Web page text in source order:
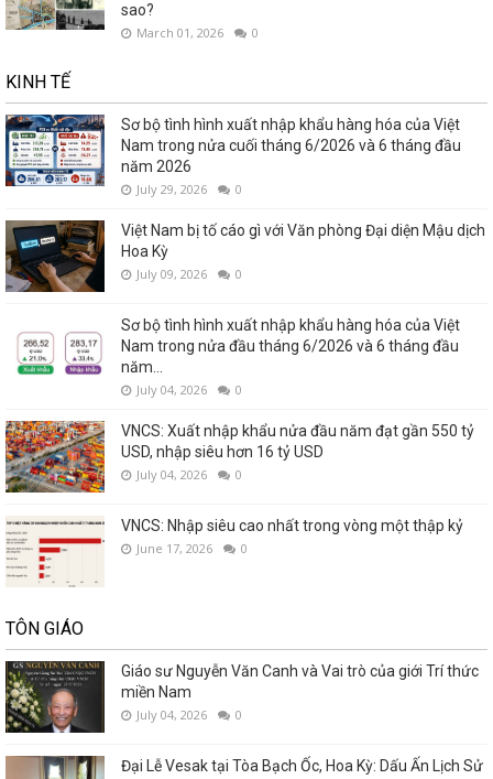
sao?
March 01, 2026 0
KINH TẾ
Sơ bộ tình hình xuất nhập khẩu hàng hóa của Việt
Nam trong nửa cuối tháng 6/2026 và 6 tháng đầu
năm 2026
July 29, 2026 0
Việt Nam bị tố cáo gì với Văn phòng Đại diện Mậu dịch
Hoa Kỳ
July 09, 2026 0
Sơ bộ tình hình xuất nhập khẩu hàng hóa của Việt
Nam trong nửa đầu tháng 6/2026 và 6 tháng đầu
năm...
July 04, 2026 0
VNCS: Xuất nhập khẩu nửa đầu năm đạt gần 550 tỷ
USD, nhập siêu hơn 16 tỷ USD
July 04, 2026 0
VNCS: Nhập siêu cao nhất trong vòng một thập kỷ
June 17, 2026 0
TÔN GIÁO
Giáo sư Nguyễn Văn Canh và Vai trò của giới Trí thức
miền Nam
July 04, 2026 0
Đại Lễ Vesak tại Tòa Bạch Ốc, Hoa Kỳ: Dấu Ấn Lịch Sử